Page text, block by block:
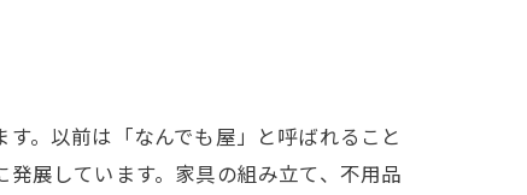
。以前は「なんでも屋」と呼ばれること
展しています。家具の組み立て、不用品